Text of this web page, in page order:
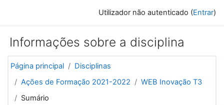
Utilizador não autenticado (Entrar)
Informações sobre a disciplina
Página principal
Disciplinas
Ações de Formação 2021-2022
WEB Inovação T3
Sumário